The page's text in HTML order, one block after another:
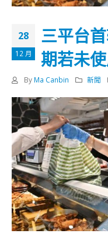
28
12 月
三平台
期若未
By Ma Canbin 新聞